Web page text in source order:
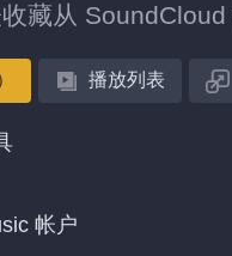
藏从
播放列表
帐户